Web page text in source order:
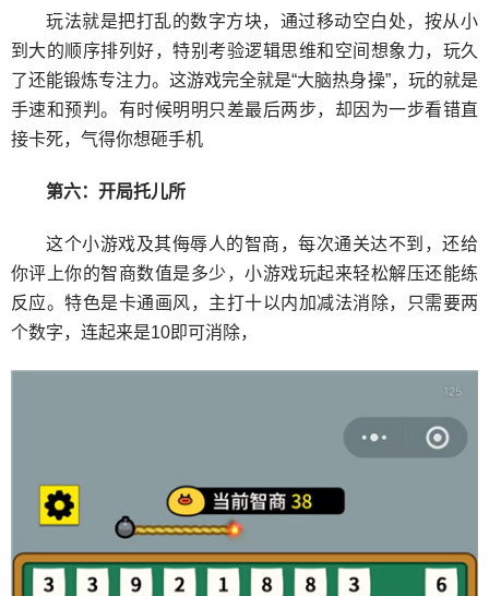
玩法就是把打乱的数字方块，通过移动空白处，按从小
到大的顺序排列好，特别考验逻辑思维和空间想象力，玩久
了还能锻炼专注力。这游戏完全就是“大脑热身操”，玩的就是
手速和预判。有时候明明只差最后两步，却因为一步看错直
接卡死，气得你想砸手机
第六：开局托儿所
这个小游戏及其侮辱人的智商，每次通关达不到，还给
你评上你的智商数值是多少，小游戏玩起来轻松解压还能练
反应。特色是卡通画风，主打十以内加减法消除，只需要两
个数字，连起来是10即可消除，